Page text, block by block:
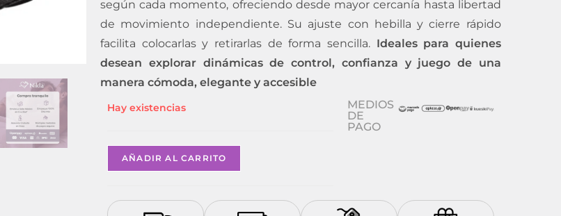
según cada momento, ofreciendo desde mayor cercanía hasta libertad
de movimiento independiente. Su ajuste con hebilla y cierre rápido
facilita colocarlas y retirarlas de forma sencilla. Ideales para quienes
desean explorar dinámicas de control, confianza y juego de una
manera cómoda, elegante y accesible
Hay existencias
AÑADIR AL CARRITO
MEDIOS
DE
PAGO